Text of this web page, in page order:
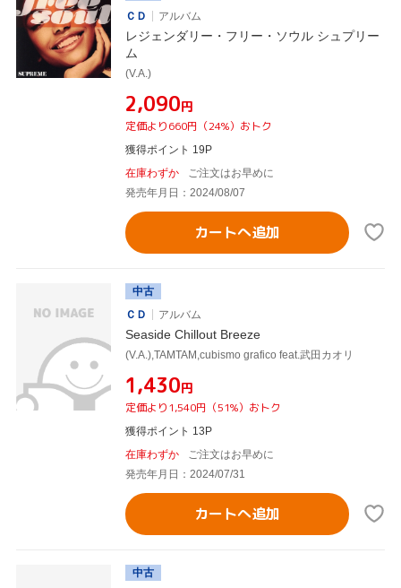
ＣＤ
アルバム
レジェンダリー・フリー・ソウル シュプリー
ム
(V.A.)
¥2,090円
定価より660円（24%）おトク
獲得ポイント 19P
在庫わずか
ご注文はお早めに
発売年月日：2024/08/07
カートへ追加
中古
ＣＤ
アルバム
Seaside Chillout Breeze
(V.A.),TAMTAM,cubismo grafico feat.武田カオリ
¥1,430円
定価より1,540円（51%）おトク
獲得ポイント 13P
在庫わずか
ご注文はお早めに
発売年月日：2024/07/31
カートへ追加
中古